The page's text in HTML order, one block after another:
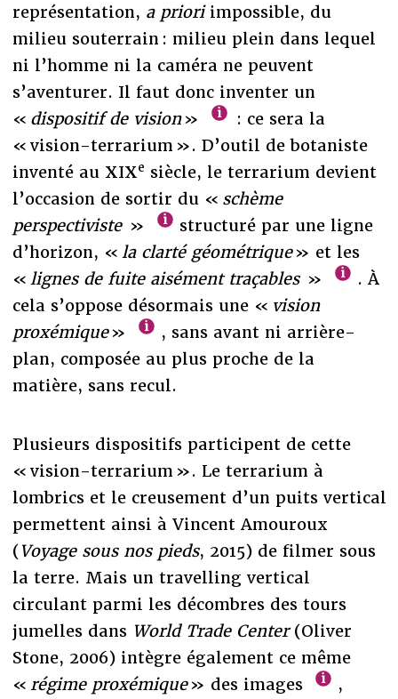
représentation, a priori impossible, du
milieu souterrain : milieu plein dans lequel
ni l’homme ni la caméra ne peuvent
s’aventurer. Il faut donc inventer un
« dispositif de vision»
: ce sera la
« vision-terrarium ». D’outil de botaniste
inventé au XIXe siècle, le terrarium devient
l’occasion de sortir du « schème
perspectiviste »
structuré par une ligne
d’horizon, « la clarté géométrique» et les
« lignes de fuite aisément traçables »
. À
cela s’oppose désormais une « vision
proxémique»
, sans avant ni arrière-
plan, composée au plus proche de la
matière, sans recul.
Plusieurs dispositifs participent de cette
« vision-terrarium ». Le terrarium à
lombrics et le creusement d’un puits vertical
permettent ainsi à Vincent Amouroux
(Voyage sous nos pieds, 2015) de filmer sous
la terre. Mais un travelling vertical
circulant parmi les décombres des tours
jumelles dans World Trade Center(Oliver
Stone, 2006) intègre également ce même
« régime proxémique» des images
,